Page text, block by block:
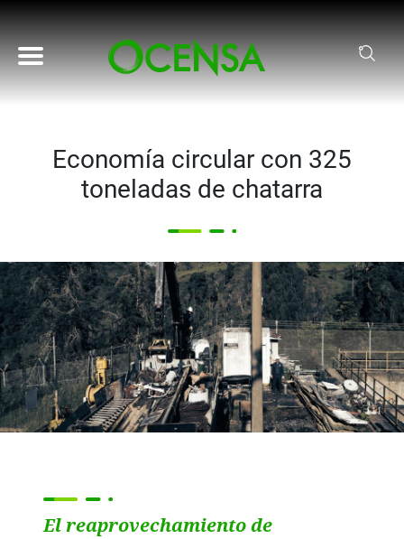
Pasar al contenido principal
Economía circular con 325
toneladas de chatarra
El reaprovechamiento de